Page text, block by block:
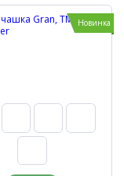
Новинка